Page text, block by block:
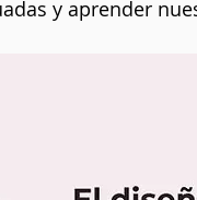
y aprender